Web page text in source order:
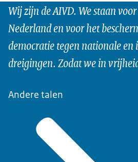
Wij zijn de AIVD. We staan
Nederland en voor het
democratie tegen nationale
dreigingen. Zodat we in
Andere talen